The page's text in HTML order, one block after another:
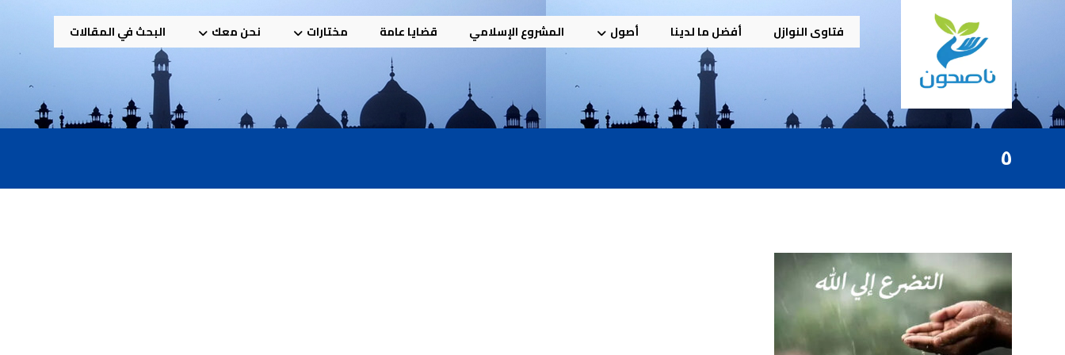
فتاوى النوازل أفضل ما لدينا أصول المشروع الإسلامي قضايا عامة مختارات نحن معك البحث في المقالات
٥